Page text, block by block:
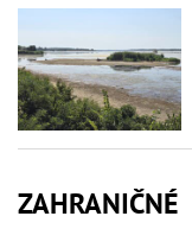
ZAHRANIČNÉ